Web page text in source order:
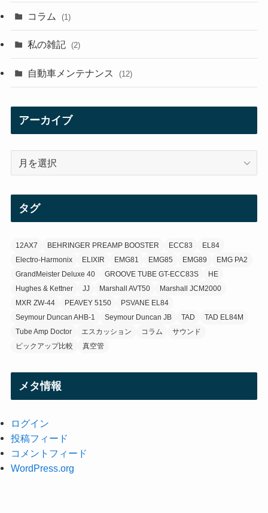
(29)
(21)
(3)
コラム (1)
私の雑記 (2)
自動車メンテナンス (12)
アーカイブ
タグ
12AX7 BEHRINGER PREAMP BOOSTER ECC83
EL84
Electro-Harmonix
ELIXIR EMG81 EMG85 EMG89
EMG PA2
GrandMeister Deluxe 40
GROOVE TUBE GT-ECC83S
HE
Hughes & Kettner
JJ Marshall AVT50
Marshall JCM2000
MXR ZW-44
PEAVEY 5150
PSVANE EL84
Seymour Duncan AHB-1
Seymour Duncan JB TAD
TAD EL84M
Tube Amp Doctor
エスカッション コラム
サウンド
ピックアップ比較
真空管
メタ情報
ログイン
投稿フィード
コメントフィード
WordPress.org